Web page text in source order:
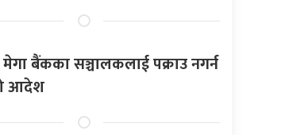
मेगा बैंकका सञ्चालकलाई पक्राउ नगर्न
आदेश